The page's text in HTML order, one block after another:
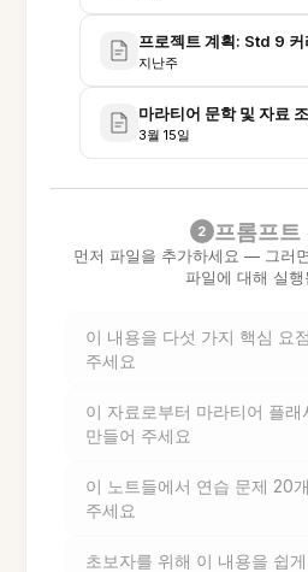
프로젝트 계획: Std 9 커
지난주
마라티어 문학 및 자료
3월 15일
2 프롬프트
먼저 파일을 추가하세요 — 그러
파일에 대해 실행
이 내용을 다섯 가지 핵심 요
주세요
이 자료로부터 마라티어 플
만들어 주세요
이 노트들에서 연습 문제 20
주세요
초보자를 위해 이 내용을 쉽